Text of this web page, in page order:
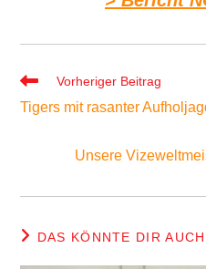
Weitere
ansehen
Vorheriger Beitrag
Tigers mit rasanter
Unsere
DAS KÖNNTE DIR